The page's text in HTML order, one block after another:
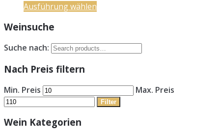
Ausführung wählen
Weinsuche
Suche nach:
Nach Preis filtern
Min. Preis Max. Preis
Filter
Wein Kategorien